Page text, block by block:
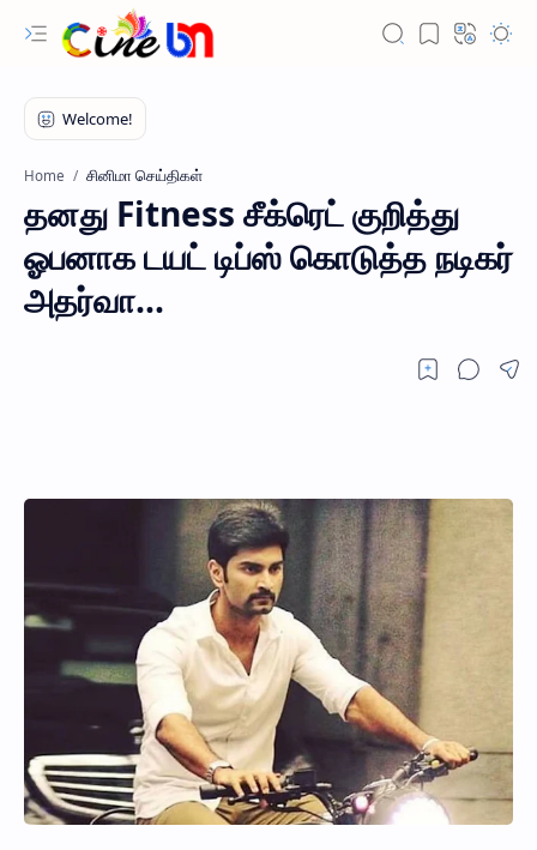
Home சினிமா செய்திகள்
தனது Fitness சீக்ரெட் குறித்து
ஓபனாக டயட் டிப்ஸ் கொடுத்த நடிகர்
அதர்வா...